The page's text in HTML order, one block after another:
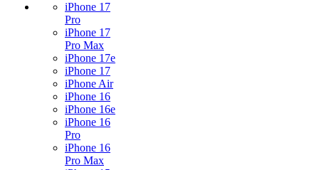
iPhone 17
Pro
iPhone 17
Pro Max
iPhone 17e
iPhone 17
iPhone Air
iPhone 16
iPhone 16e
iPhone 16
Pro
iPhone 16
Pro Max